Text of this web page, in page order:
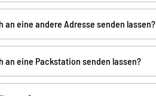
an eine andere Adresse senden lassen?
an eine Packstation senden lassen?